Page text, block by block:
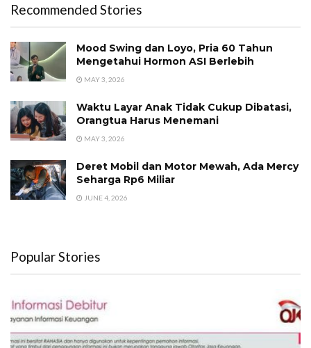
Recommended Stories
Mood Swing dan Loyo, Pria 60 Tahun
Mengetahui Hormon ASI Berlebih
MAY 3, 2026
Waktu Layar Anak Tidak Cukup Dibatasi,
Orangtua Harus Menemani
MAY 3, 2026
Deret Mobil dan Motor Mewah, Ada Mercy
Seharga Rp6 Miliar
JUNE 4, 2026
Popular Stories